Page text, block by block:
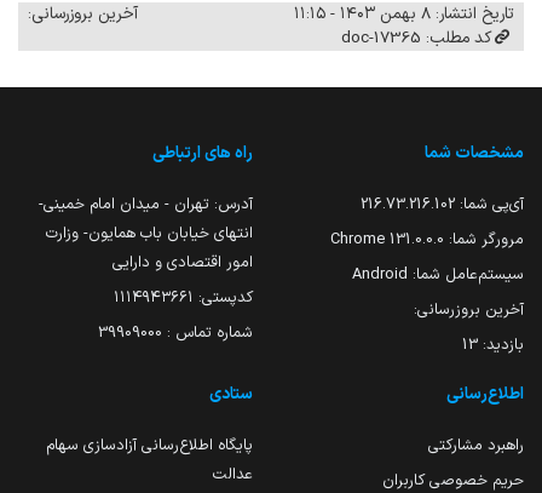
تاریخ انتشار: ۸ بهمن ۱۴۰۳ - ۱۱:۱۵
آخرین بروزرسانی:
کد مطلب: 17365-doc
مشخصات شما
آی‌پی شما: 216.73.216.102
مرورگر شما: 131.0.0.0 Chrome
سیستم‌عامل شما: Android
آخرین بروزرسانی:
بازدید: 13
راه های ارتباطی
آدرس: تهران - میدان امام خمینی-
انتهای خیابان باب همایون- وزارت
امور اقتصادی و دارایی
کدپستی: ۱۱۱۴۹۴۳۶۶۱
شماره تماس : 39909000
اطلاع‌رسانی
راهبرد مشارکتی
حریم خصوصی کاربران
ستادی
پایگاه اطلاع‌رسانی آزادسازی سهام
عدالت